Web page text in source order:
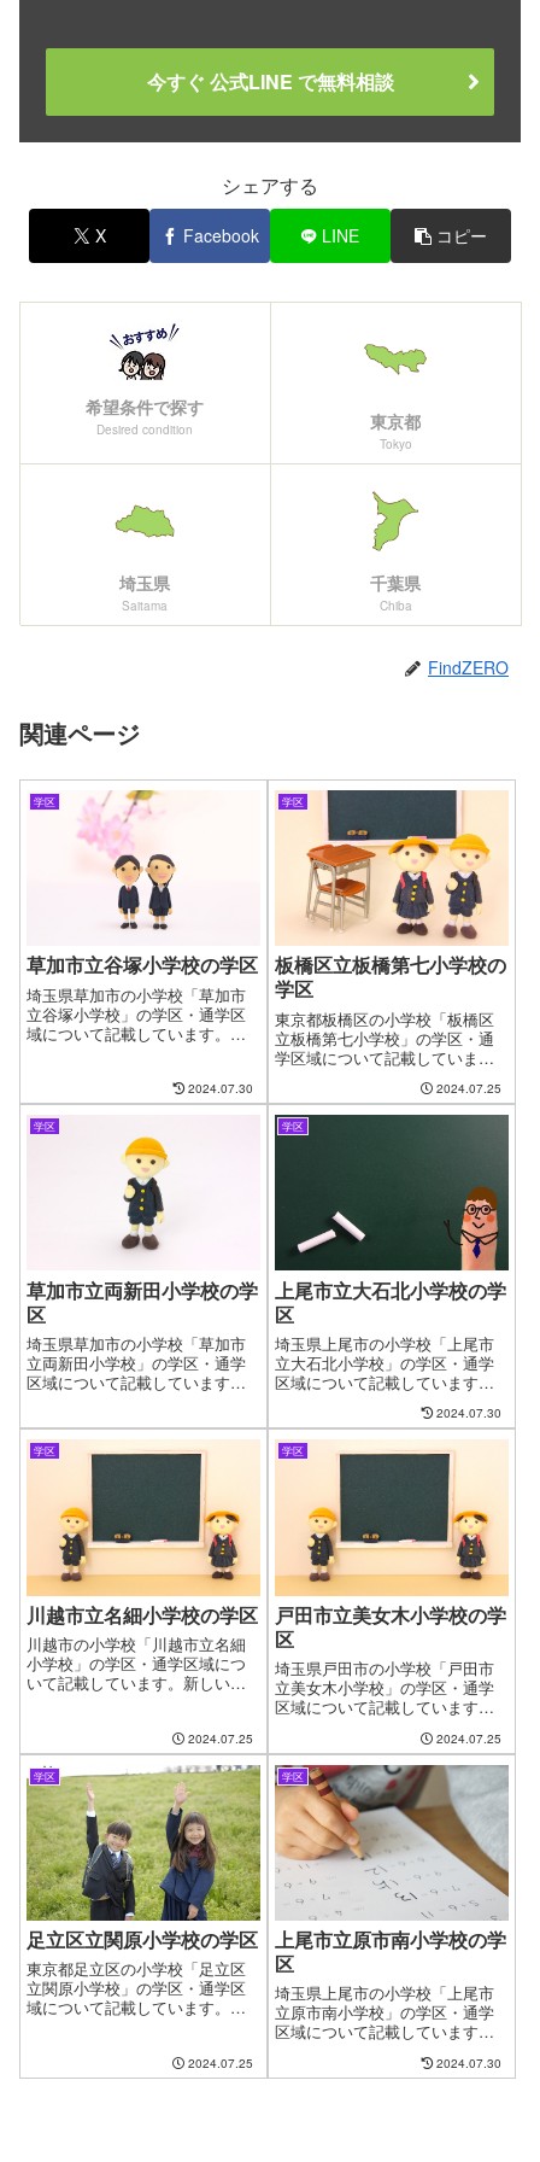
今すぐ 公式LINE で無料相談
シェアする
X Facebook LINE コピー
希望条件で探す
Desired condition 東京都
Tokyo
埼玉県
Saitama
千葉県
Chiba
FindZERO
関連ページ
学区
草加市立谷塚小学校の学区
埼玉県草加市の小学校「草加市
立谷塚小学校」の学区・通学区
域について記載しています。新
の問題があります。やっと見つ
けたお気に入りの物件も学校が
変わってしまうからと断念する
ケースもございます。ファイン
ドゼロではお客様が簡単に、学
区・通学区域を指定して物件探
しができるようにページを作成
2024.07.30
学区
板橋区立板橋第七小学校の
学区
東京都板橋区の小学校「板橋区
立板橋第七小学校」の学区・通
学区域について記載していま
くある問題として、お子様の通
う学校の問題があります。やっ
と見つけたお気に入りの物件も
ァインドゼロではお客様が簡単
に、学区・通学区域を指定して
物件探しができるように学区に
ついてのページを作成していま
す。
2024.07.25
学区
草加市立両新田小学校の学
区
埼玉県草加市の小学校「草加市
立両新田小学校」の学区・通学
区域について記載しています。
校の問題があります。やっと見
つけたお気に入りの物件も学校
が変わってしまうからと断念す
るケースもございます。ファイ
ンドゼロではお客様が簡単に、
学区・通学区域を指定して物件
探しができるようにページを作
成しました。
学区
上尾市立大石北小学校の学
区
埼玉県上尾市の小学校「上尾市
立大石北小学校」の学区・通学
区域について記載しています。
新しい住まいを探す時に良くあ
る問題として、お子様の通う学
校の問題があります。やっと見
つけたお気に入りの物件も学校
が変わってしまうからと断念す
るケースもございます。ファイ
ンドゼロではお客様が簡単に、
学区・通学区域を指定して物件
探しができるようにページを作
成しました。
2024.07.30
学区
川越市立名細小学校の学区
川越市の小学校「川越市立名細
小学校」の学区・通学区域につ
いて記載しています。新しい住
があります。やっと見つけたお
気に入りの物件も学校が変わっ
てしまうからと断念するケース
がございます。ファインドゼロ
ではお客様が簡単に、学区・通
学区域を指定して物件探しがで
きるように学区についてのペー
ジを作成しています。
2024.07.25
学区
戸田市立美女木小学校の学
区
埼玉県戸田市の小学校「戸田市
立美女木小学校」の学区・通学
区域について記載しています。
る問題として、お子様の通う学
校の問題があります。やっと見
つけたお気に入りの物件も学校
が変わってしまうからと断念す
るケースもございます。ファイ
ンドゼロではお客様が簡単に、
学区・通学区域を指定して物件
探しができるようにページを作
成しました。
2024.07.25
学区
足立区立関原小学校の学区
東京都足立区の小学校「足立区
立関原小学校」の学区・通学区
域について記載しています。新
の問題があります。やっと見つ
けたお気に入りの物件も学校が
2024.07.25
学区
上尾市立原市南小学校の学
区
埼玉県上尾市の小学校「上尾市
立原市南小学校」の学区・通学
区域について記載しています。
る問題として、お子様の通う学
2024.07.30